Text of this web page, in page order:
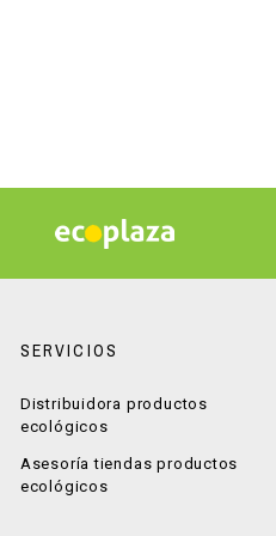
SERVICIOS
Distribuidora productos
ecológicos
Asesoría tiendas productos
ecológicos